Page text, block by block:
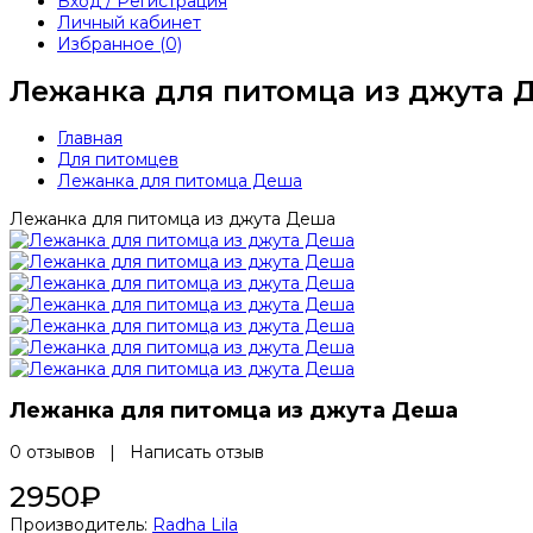
Личный кабинет
Избранное (0)
Лежанка для питомца из джута
Главная
Для питомцев
Лежанка для питомца Деша
Лежанка для питомца из джута Деша
Лежанка для питомца из джута Деша
0 отзывов | Написать отзыв
2950₽
Производитель: Radha Lila